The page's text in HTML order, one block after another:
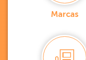
Marcas